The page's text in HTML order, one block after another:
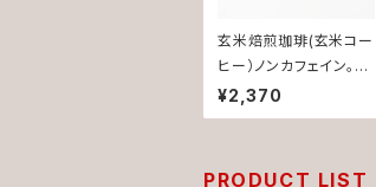
玄米焙煎珈琲(玄米コー
ヒー）ノンカフェイン。ダ
イエットや病気予防に
効果的!!食物繊維やポリ
¥2,370
PRODUCT LIST